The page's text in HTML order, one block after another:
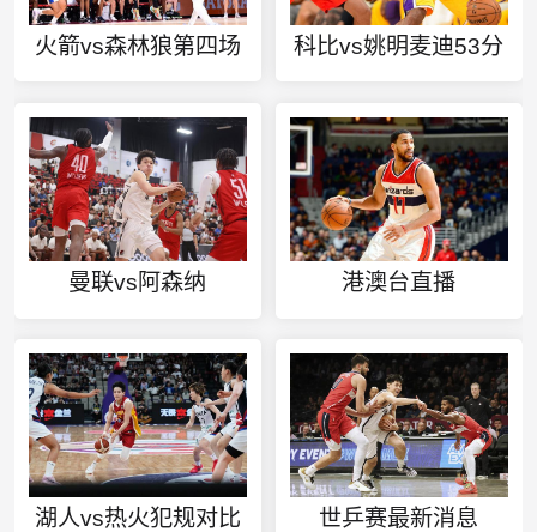
火箭vs森林狼第四场 科比vs姚明麦迪53分
曼联vs阿森纳 港澳台直播
湖人vs热火犯规对比 世乒赛最新消息